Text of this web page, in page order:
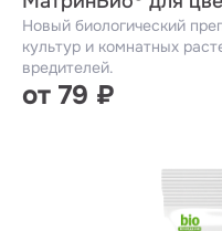
Новый биологический
культур и комнатных
вредителей.
от 79 ₽